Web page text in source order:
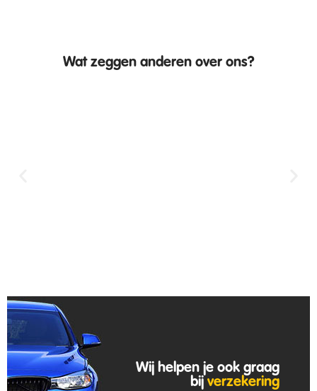
Wat zeggen anderen over ons?
werd zeer goed geholpen en de service is
meer dan 5 sterren waard in mijn ogen.
Moest zelf 105 km ervoor rijden voor een
bezoek maar het is de moeite waard! Raad
zeker dit bedrijf aan voor anderen die een
Wij helpen je ook graag
bij verzekering